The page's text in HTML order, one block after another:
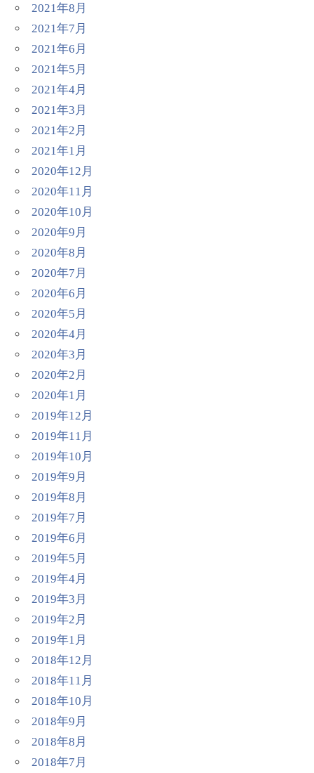
2021年8月
2021年7月
2021年6月
2021年5月
2021年4月
2021年3月
2021年2月
2021年1月
2020年12月
2020年11月
2020年10月
2020年9月
2020年8月
2020年7月
2020年6月
2020年5月
2020年4月
2020年3月
2020年2月
2020年1月
2019年12月
2019年11月
2019年10月
2019年9月
2019年8月
2019年7月
2019年6月
2019年5月
2019年4月
2019年3月
2019年2月
2019年1月
2018年12月
2018年11月
2018年10月
2018年9月
2018年8月
2018年7月